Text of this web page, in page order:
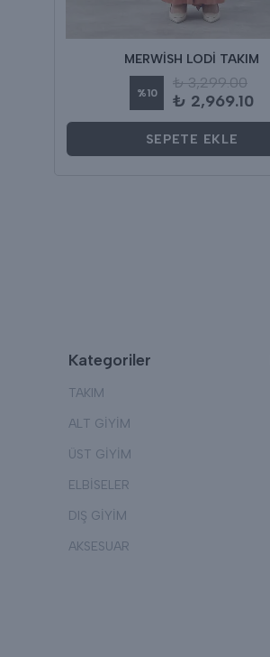
MERWİSH LODİ TAKIM
%10
₺ 3,299.00
₺ 2,969.10
SEPETE EKLE
Kategoriler
TAKIM
ALT GİYİM
ÜST GİYİM
ELBİSELER
DIŞ GİYİM
AKSESUAR